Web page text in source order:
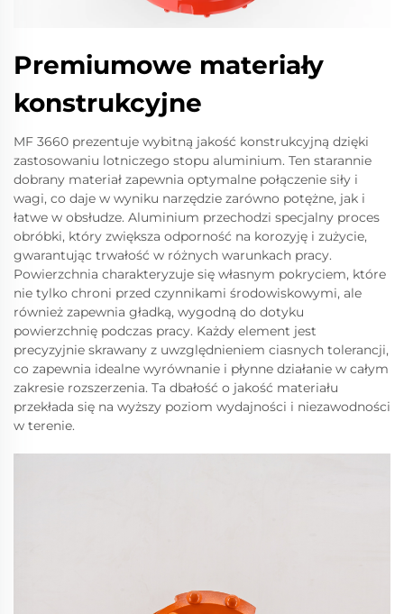
Premiumowe materiały
konstrukcyjne
MF 3660 prezentuje wybitną jakość konstrukcyjną dzięki
zastosowaniu lotniczego stopu aluminium. Ten starannie
dobrany materiał zapewnia optymalne połączenie siły i
wagi, co daje w wyniku narzędzie zarówno potężne, jak i
łatwe w obsłudze. Aluminium przechodzi specjalny proces
obróbki, który zwiększa odporność na korozyję i zużycie,
gwarantując trwałość w różnych warunkach pracy.
Powierzchnia charakteryzuje się własnym pokryciem, które
nie tylko chroni przed czynnikami środowiskowymi, ale
również zapewnia gładką, wygodną do dotyku
powierzchnię podczas pracy. Każdy element jest
precyzyjnie skrawany z uwzględnieniem ciasnych tolerancji,
co zapewnia idealne wyrównanie i płynne działanie w całym
zakresie rozszerzenia. Ta dbałość o jakość materiału
przekłada się na wyższy poziom wydajności i niezawodności
w terenie.